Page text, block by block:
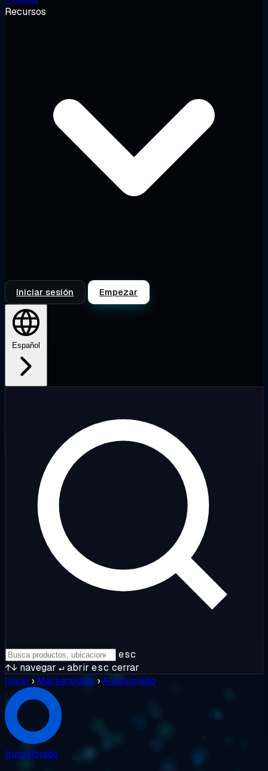
Recursos
Iniciar sesión Empezar
Español
esc
↑↓ navegar ↵abrir esc cerrar
Inicio › Marketplace ›Autoalojado
Autoalojado